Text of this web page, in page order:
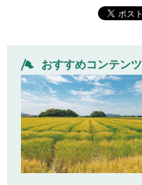
おすすめコンテンツ